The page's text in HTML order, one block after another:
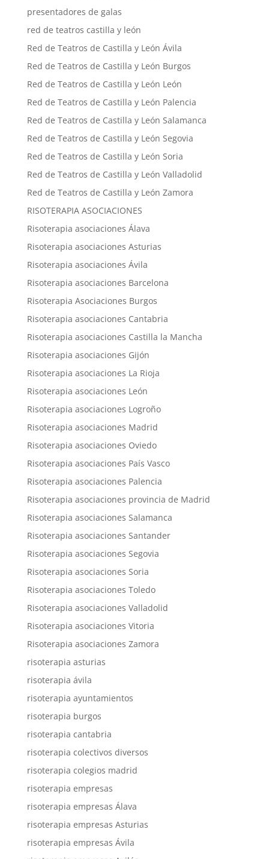
presentadores de galas
red de teatros castilla y león
Red de Teatros de Castilla y León Ávila
Red de Teatros de Castilla y León Burgos
Red de Teatros de Castilla y León León
Red de Teatros de Castilla y León Palencia
Red de Teatros de Castilla y León Salamanca
Red de Teatros de Castilla y León Segovia
Red de Teatros de Castilla y León Soria
Red de Teatros de Castilla y León Valladolid
Red de Teatros de Castilla y León Zamora
RISOTERAPIA ASOCIACIONES
Risoterapia asociaciones Álava
Risoterapia asociaciones Asturias
Risoterapia asociaciones Ávila
Risoterapia asociaciones Barcelona
Risoterapia Asociaciones Burgos
Risoterapia asociaciones Cantabria
Risoterapia asociaciones Castilla la Mancha
Risoterapia asociaciones Gijón
Risoterapia asociaciones La Rioja
Risoterapia asociaciones León
Risoterapia asociaciones Logroño
Risoterapia asociaciones Madrid
Risoterapia asociaciones Oviedo
Risoterapia asociaciones País Vasco
Risoterapia asociaciones Palencia
Risoterapia asociaciones provincia de Madrid
Risoterapia asociaciones Salamanca
Risoterapia asociaciones Santander
Risoterapia asociaciones Segovia
Risoterapia asociaciones Soria
Risoterapia asociaciones Toledo
Risoterapia asociaciones Valladolid
Risoterapia asociaciones Vitoria
Risoterapia asociaciones Zamora
risoterapia asturias
risoterapia ávila
risoterapia ayuntamientos
risoterapia burgos
risoterapia cantabria
risoterapia colectivos diversos
risoterapia colegios madrid
risoterapia empresas
risoterapia empresas Álava
risoterapia empresas Asturias
risoterapia empresas Ávila